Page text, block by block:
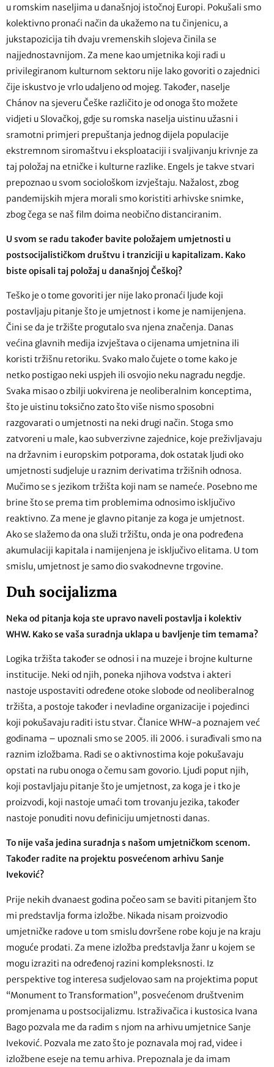
u romskim naseljima u današnjoj istočnoj Europi. Pokušali smo
kolektivno pronaći način da ukažemo na tu činjenicu, a
jukstapozicija tih dvaju vremenskih slojeva činila se
najjednostavnijom. Za mene kao umjetnika koji radi u
privilegiranom kulturnom sektoru nije lako govoriti o zajednici
čije iskustvo je vrlo udaljeno od mojeg. Također, naselje
Chánov na sjeveru Češke različito je od onoga što možete
vidjeti u Slovačkoj, gdje su romska naselja uistinu užasni i
sramotni primjeri prepuštanja jednog dijela populacije
ekstremnom siromaštvu i eksploataciji i svaljivanju krivnje za
taj položaj na etničke i kulturne razlike. Engels je takve stvari
prepoznao u svom sociološkom izvještaju. Nažalost, zbog
pandemijskih mjera morali smo koristiti arhivske snimke,
zbog čega se naš film doima neobično distanciranim.
U svom se radu također bavite položajem umjetnosti u
postsocijalističkom društvu i tranziciji u kapitalizam. Kako
biste opisali taj položaj u današnjoj Češkoj?
Teško je o tome govoriti jer nije lako pronaći ljude koji
postavljaju pitanje što je umjetnost i kome je namijenjena.
Čini se da je tržište progutalo sva njena značenja. Danas
većina glavnih medija izvještava o cijenama umjetnina ili
koristi tržišnu retoriku. Svako malo čujete o tome kako je
netko postigao neki uspjeh ili osvojio neku nagradu negdje.
Svaka misao o zbilji uokvirena je neoliberalnim konceptima,
što je uistinu toksično zato što više nismo sposobni
razgovarati o umjetnosti na neki drugi način. Stoga smo
zatvoreni u male, kao subverzivne zajednice, koje preživljavaju
na državnim i europskim potporama, dok ostatak ljudi oko
umjetnosti sudjeluje u raznim derivatima tržišnih odnosa.
Mučimo se s jezikom tržišta koji nam se nameće. Posebno me
brine što se prema tim problemima odnosimo isključivo
reaktivno. Za mene je glavno pitanje za koga je umjetnost.
Ako se slažemo da ona služi tržištu, onda je ona podređena
akumulaciji kapitala i namijenjena je isključivo elitama. U tom
smislu, umjetnost je samo dio svakodnevne trgovine.
Duh socijalizma
Neka od pitanja koja ste upravo naveli postavlja i kolektiv
WHW. Kako se vaša suradnja uklapa u bavljenje tim temama?
Logika tržišta također se odnosi i na muzeje i brojne kulturne
institucije. Neki od njih, poneka njihova vodstva i akteri
nastoje uspostaviti određene otoke slobode od neoliberalnog
tržišta, a postoje također i nevladine organizacije i pojedinci
koji pokušavaju raditi istu stvar. Članice WHW-a poznajem već
godinama – upoznali smo se 2005. ili 2006. i surađivali smo na
raznim izložbama. Radi se o aktivnostima koje pokušavaju
opstati na rubu onoga o čemu sam govorio. Ljudi poput njih,
koji postavljaju pitanje što je umjetnost, za koga je i tko je
proizvodi, koji nastoje umaći tom trovanju jezika, također
nastoje ponuditi novu definiciju umjetnosti danas.
To nije vaša jedina suradnja s našom umjetničkom scenom.
Također radite na projektu posvećenom arhivu Sanje
Iveković?
Prije nekih dvanaest godina počeo sam se baviti pitanjem što
mi predstavlja forma izložbe. Nikada nisam proizvodio
umjetničke radove u tom smislu dovršene robe koju je na kraju
moguće prodati. Za mene izložba predstavlja žanr u kojem se
mogu izraziti na određenoj razini kompleksnosti. Iz
perspektive tog interesa sudjelovao sam na projektima poput
“Monument to Transformation”, posvećenom društvenim
promjenama u postsocijalizmu. Istraživačica i kustosica Ivana
Bago pozvala me da radim s njom na arhivu umjetnice Sanje
Iveković. Pozvala me zato što je poznavala moj rad, videe i
izložbene eseje na temu arhiva. Prepoznala je da imam